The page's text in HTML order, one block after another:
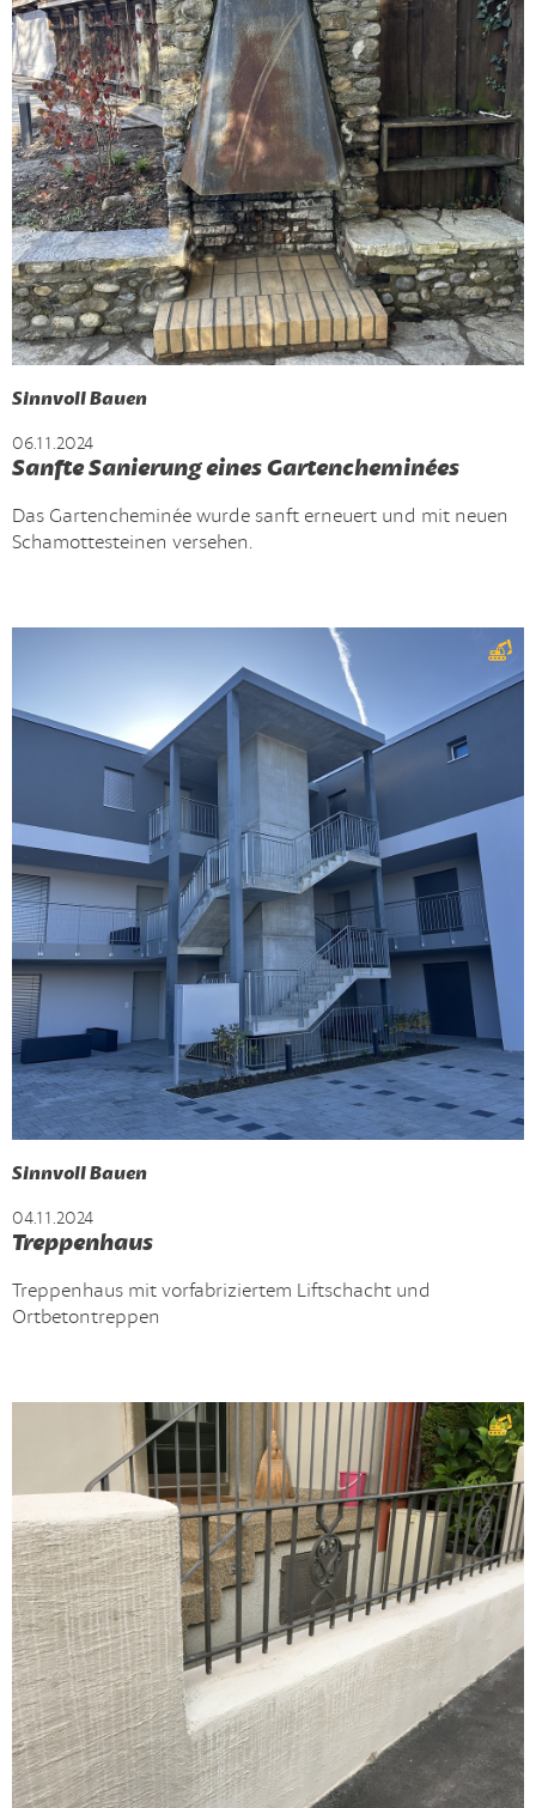
Sinnvoll Bauen
06.11.2024
Sanfte Sanierung eines Gartencheminées
Das Gartencheminée wurde sanft erneuert und mit neuen
Schamottesteinen versehen.
Sinnvoll Bauen
04.11.2024
Treppenhaus
Treppenhaus mit vorfabriziertem Liftschacht und
Ortbetontreppen